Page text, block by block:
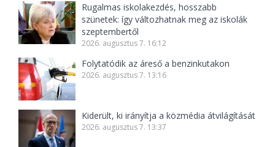
Rugalmas iskolakezdés, hosszabb
szünetek: így változhatnak meg az iskolák
szeptembertől
2026. augusztus 7. 16:12
Folytatódik az áreső a benzinkutakon
2026. augusztus 7. 13:16
Kiderült, ki irányítja a közmédia átvilágítását
2026. augusztus 7. 13:37